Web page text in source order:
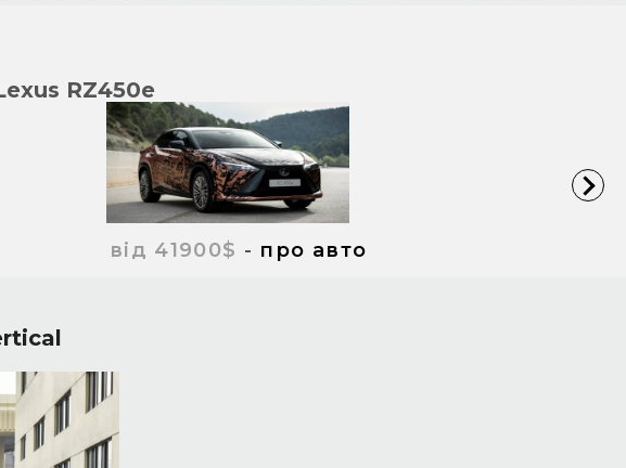
RZ450e
від 41900$ - про авто